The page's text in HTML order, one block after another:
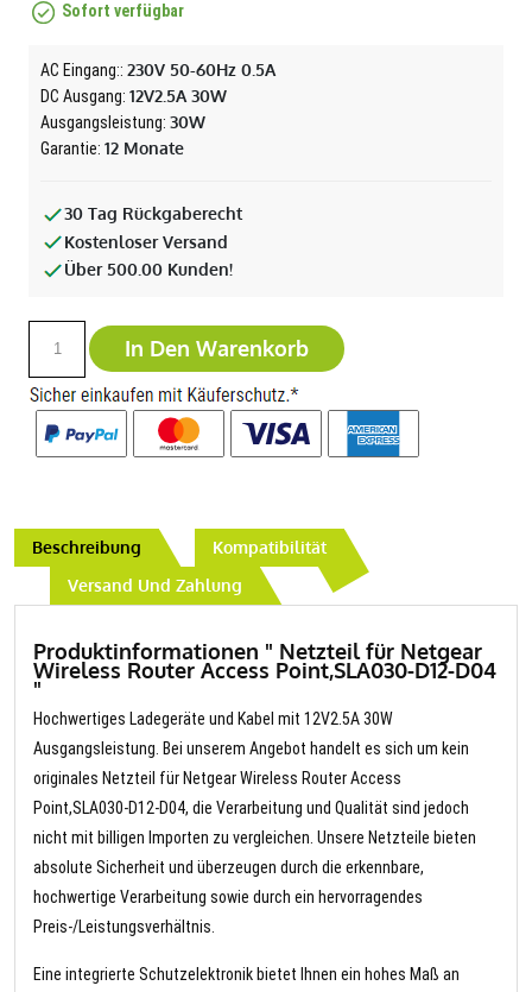
Sofort verfügbar
AC Eingang:: 230V 50-60Hz 0.5A
DC Ausgang: 12V2.5A 30W
Ausgangsleistung: 30W
Garantie: 12 Monate
30 Tag Rückgaberecht
Kostenloser Versand
Über 500.00 Kunden!
In Den Warenkorb
Beschreibung
Kompatibilität
Versand Und Zahlung
Produktinformationen " Netzteil für Netgear
Wireless Router Access Point,SLA030-D12-D04
"
Hochwertiges Ladegeräte und Kabel mit 12V2.5A 30W
Ausgangsleistung. Bei unserem Angebot handelt es sich um kein
originales Netzteil für Netgear Wireless Router Access
Point,SLA030-D12-D04, die Verarbeitung und Qualität sind jedoch
nicht mit billigen Importen zu vergleichen. Unsere Netzteile bieten
absolute Sicherheit und überzeugen durch die erkennbare,
hochwertige Verarbeitung sowie durch ein hervorragendes
Preis-/Leistungsverhältnis.
Eine integrierte Schutzelektronik bietet Ihnen ein hohes Maß an